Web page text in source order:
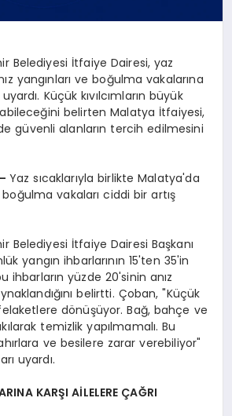
Belediyesi İtfaiye Dairesi, yaz
yangınları ve boğulma vakalarına
Küçük kıvılcımların büyük
belirten Malatya İtfaiyesi,
güvenli alanların tercih edilmesini
–Yaz sıcaklarıyla birlikte Malatya'da
boğulma vakaları ciddi bir artış
Belediyesi İtfaiye Dairesi Başkanı
yangın ihbarlarının 15'ten 35'in
ihbarların yüzde 20'sinin anız
belirtti. Çoban, "Küçük
felaketlere dönüşüyor. Bağ, bahçe ve
temizlik yapılmamalı. Bu
ve besilere zarar verebiliyor"
uyardı.
KARŞI AİLELERE ÇAĞRI